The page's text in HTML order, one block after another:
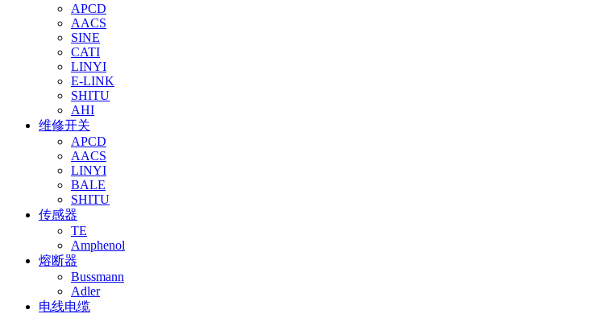
APCD
AACS
SINE
CATI
LINYI
E-LINK
SHITU
AHI
维修开关
APCD
AACS
LINYI
BALE
SHITU
传感器
TE
Amphenol
熔断器
Bussmann
Adler
电线电缆